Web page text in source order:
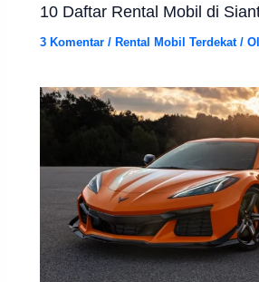
10 Daftar Rental Mobil di
3 Komentar /Rental Mobil Terdekat/